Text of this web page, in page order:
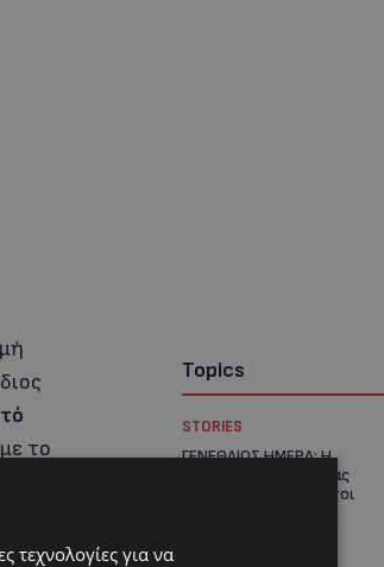
το
Topics
STORIES
ΓΕΝΕΘΛΙΟΣ ΗΜΕΡΑ: Η
ηλικία είναι μόνο ένας
αριθμός – Οι άνθρωποι
τεχνολογίες για να